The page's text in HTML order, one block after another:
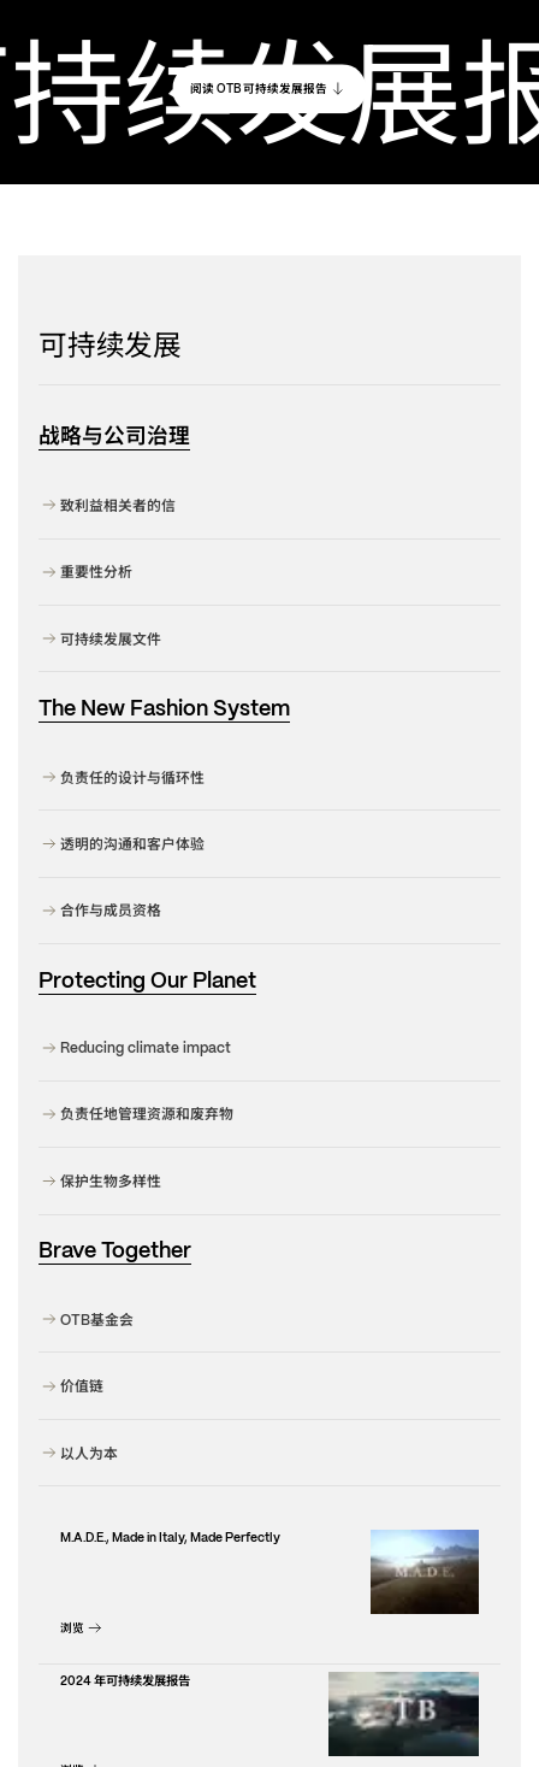
续发展报
阅读 OTB可持续发展报告
可持续发展
战略与公司治理
致利益相关者的信
重要性分析
可持续发展文件
The New Fashion System
负责任的设计与循环性
透明的沟通和客户体验
合作与成员资格
Protecting Our Planet
Reducing climate impact
负责任地管理资源和废弃物
保护生物多样性
Brave Together
OTB基金会
价值链
以人为本
M.A.D.E., Made in Italy, Made Perfectly
浏览
2024年可持续发展报告